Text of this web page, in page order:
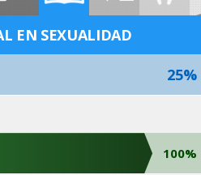
ENG
EN SEXUALIDAD
25%
100%